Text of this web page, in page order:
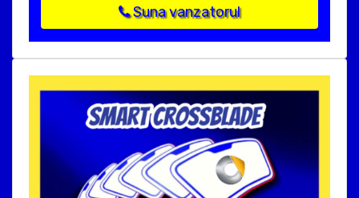
Suna vanzatorul